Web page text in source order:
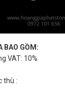
BAO GỒM:
VAT: 10%
thù :